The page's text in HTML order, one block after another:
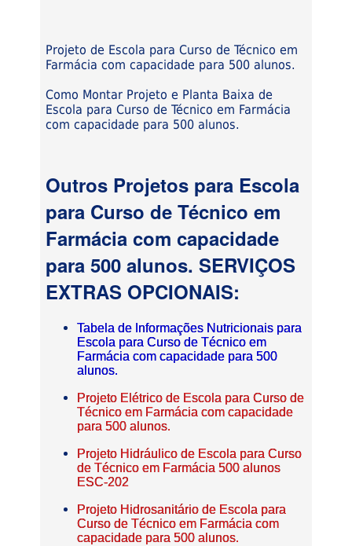
Projeto de Escola para Curso de Técnico em
Farmácia com capacidade para 500 alunos.
Como Montar Projeto e Planta Baixa de
Escola para Curso de Técnico em Farmácia
com capacidade para 500 alunos.
Outros Projetos para Escola
para Curso de Técnico em
Farmácia com capacidade
para 500 alunos. SERVIÇOS
EXTRAS OPCIONAIS:
Tabela de Informações Nutricionais para
Escola para Curso de Técnico em
Farmácia com capacidade para 500
alunos.
Projeto Elétrico de Escola para Curso de
Técnico em Farmácia com capacidade
para 500 alunos.
Projeto Hidráulico de Escola para Curso
de Técnico em Farmácia 500 alunos
ESC-202
Projeto Hidrosanitário de Escola para
Curso de Técnico em Farmácia com
capacidade para 500 alunos.